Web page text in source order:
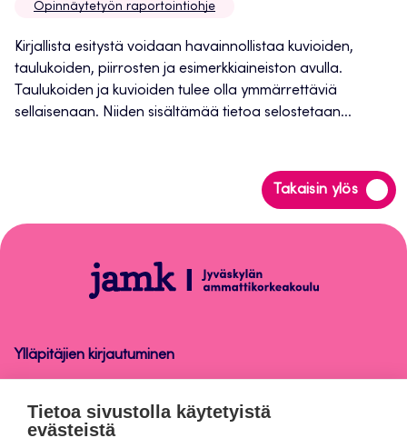
Opinnäytetyön raportointiohje
Kirjallista esitystä voidaan havainnollistaa kuvioiden,
taulukoiden, piirrosten ja esimerkkiaineiston avulla.
Taulukoiden ja kuvioiden tulee olla ymmärrettäviä
sellaisenaan. Niiden sisältämää tietoa selostetaan...
Takaisin ylös
Siirry
takaisin
Opinnäytetyön
raportointiohje
Ylläpitäjien kirjautuminen
Opinnäytetyön raportointiohje
Tietoa sivustolla käytetyistä
evästeistä